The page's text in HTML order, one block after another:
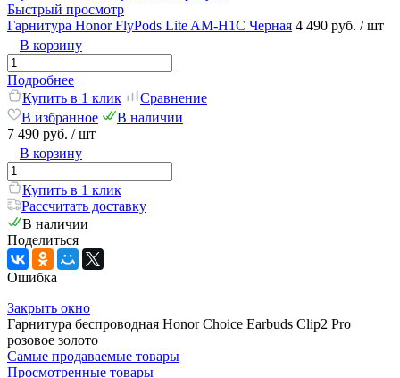
Быстрый просмотр
Гарнитура Honor FlyPods Lite AM-H1C Черная 4 490 руб. / шт
В корзину
Подробнее
Купить в 1 клик
Сравнение
В избранное
В наличии
7 490 руб. / шт
В корзину
Купить в 1 клик
Рассчитать доставку
В наличии
Поделиться
Ошибка
Закрыть окно
Гарнитура беспроводная Honor Choice Earbuds Clip2 Pro
розовое золото
Самые продаваемые товары
Просмотренные товары